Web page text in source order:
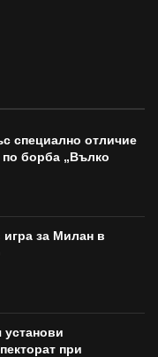
специално отличие
по борба „Вълко
за Милан в
при